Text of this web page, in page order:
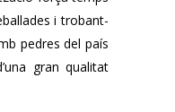
i trobant-
pedres del país
gran qualitat